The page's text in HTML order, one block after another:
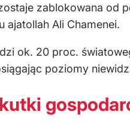
zablokowana od
ajatollah Ali Chamenei.
ok. 20 proc.
poziomy